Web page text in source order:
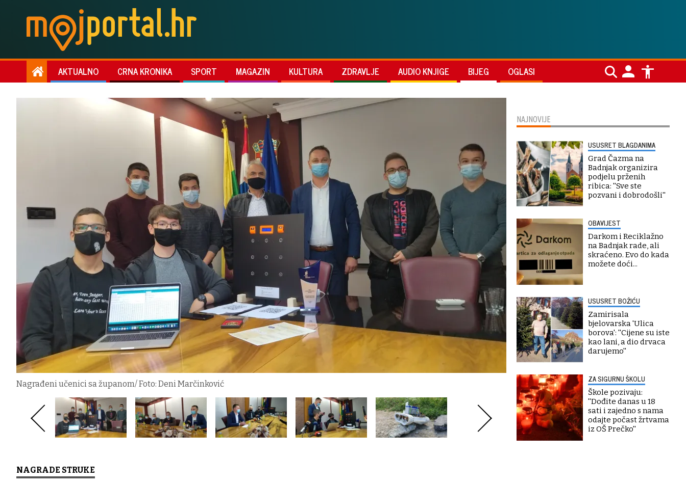
AKTUALNO CRNA KRONIKA SPORT MAGAZIN KULTURA ZDRAVLJE AUDIO KNJIGE BIJEG OGLASI
Nagrađeni učenici sa županom/ Foto: Deni Marčinković
NAGRADE STRUKE
NAJNOVIJE
USUSRET BLAGDANIMA
Grad Čazma na
Badnjak organizira
podjelu prženih
ribica: ''Sve ste
pozvani i dobrodošli''
OBAVIJEST
Darkom i Reciklažno
na Badnjak rade, ali
skraćeno. Evo do kada
možete doći...
USUSRET BOŽIĆU
Zamirisala
bjelovarska 'Ulica
borova': ''Cijene su iste
kao lani, a dio drvaca
darujemo''
ZA SIGURNU ŠKOLU
Škole pozivaju:
''Dođite danas u 18
sati i zajedno s nama
odajte počast žrtvama
iz OŠ Prečko''